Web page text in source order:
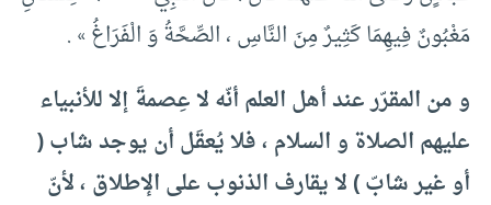
مَغْبُونٌ فِيهِمَا كَثِيرٌ مِنَ النَّاسِ ،‏ الصِّحَّةُ وَ الْفَرَاغُ »‏ .‏
و من المقرّر عند أهل العلم أنّه لا عِصمةَ إلا للأنبياء
عليهم الصلاة و السلام ، فلا يُعقَل أن يوجد شاب (
أو غير شابّ ) لا يقارف الذنوب على الإطلاق ، لأنّ